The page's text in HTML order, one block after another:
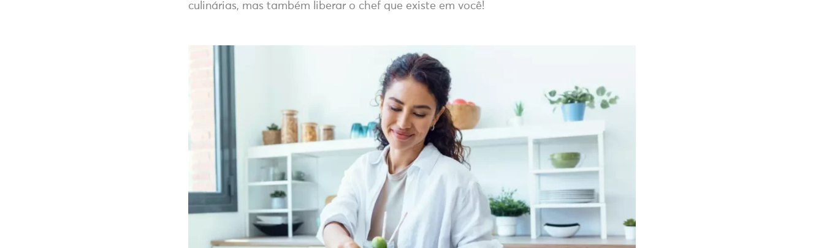
culinárias, mas também liberar o chef que existe em você!